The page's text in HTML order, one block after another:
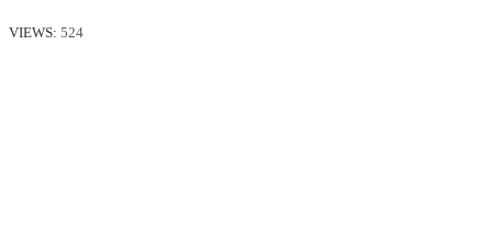
VIEWS: 524